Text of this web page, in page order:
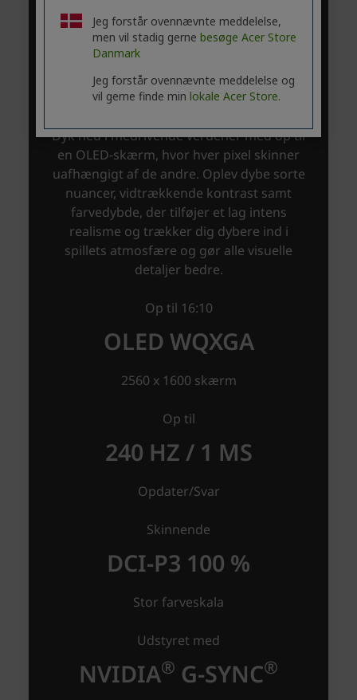
Jeg forstår ovennævnte meddelelse,
men vil stadig gerne besøge Acer Store
Danmark
Jeg forstår ovennævnte meddelelse og
vil gerne finde min lokale Acer Store.